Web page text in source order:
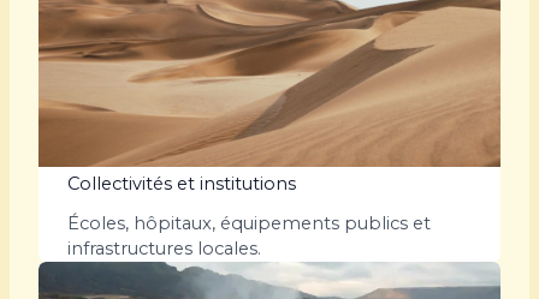
Collectivités et institutions
Écoles, hôpitaux, équipements publics et
infrastructures locales.